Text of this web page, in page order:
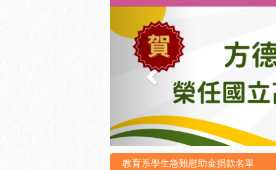
上
一
則
教育系學生急難慰助金捐款名單